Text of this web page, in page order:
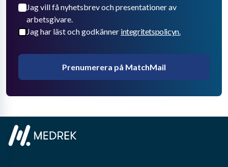
Jag vill få nyhetsbrev och presentationer av
arbetsgivare.
Jag har läst och godkänner integritetspolicyn.
Prenumerera på MatchMail